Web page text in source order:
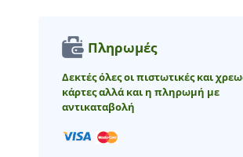
Πληρωμές
Δεκτές όλες οι πιστωτικές και
κάρτες αλλά και η πληρωμή με
αντικαταβολή